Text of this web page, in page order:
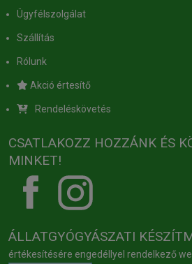
Ügyfélszolgálat
Szállítás
Rólunk
Akció értesítő
Rendeléskövetés
CSATLAKOZZ HOZZÁNK ÉS
MINKET!
ÁLLATGYÓGYÁSZATI
értékesítésére engedéllyel rendelkező